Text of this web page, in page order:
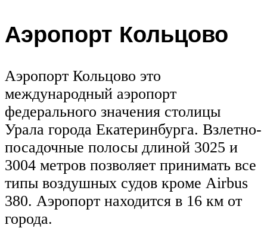
Аэропорт Кольцово
Аэропорт Кольцово это
международный аэропорт
федерального значения столицы
Урала города Екатеринбурга. Взлетно-
посадочные полосы длиной 3025 и
3004 метров позволяет принимать все
типы воздушных судов кроме Airbus
380. Аэропорт находится в 16 км от
города.